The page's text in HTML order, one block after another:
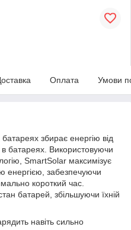
Оплата Умови
збирає енергію від
в батареях. Використовуючи
SmartSolar максимізує
енергією, забезпечуючи
короткий час.
батарей, збільшуючи їхній
навіть сильно